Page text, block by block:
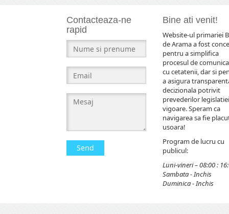
Contacteaza-ne
rapid
Send
Bine ati venit!
Website-ul primariei
de Arama a fost
pentru a simplifica
procesul de
cu cetatenii, dar si
a asigura
decizionala potrivit
prevederilor
vigoare. Speram ca
navigarea sa fie
usoara!
Program de lucru cu
publicul:
Luni-vineri – 08:00 :
Sambata - Inchis
Duminica - Inchis